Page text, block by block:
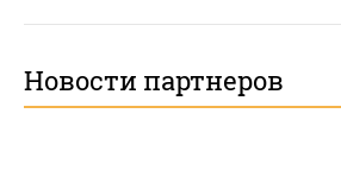
Новости партнеров